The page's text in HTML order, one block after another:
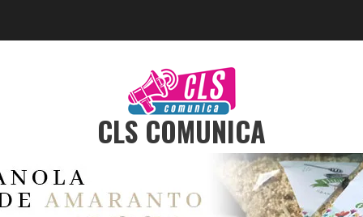
CLS COMUNICA